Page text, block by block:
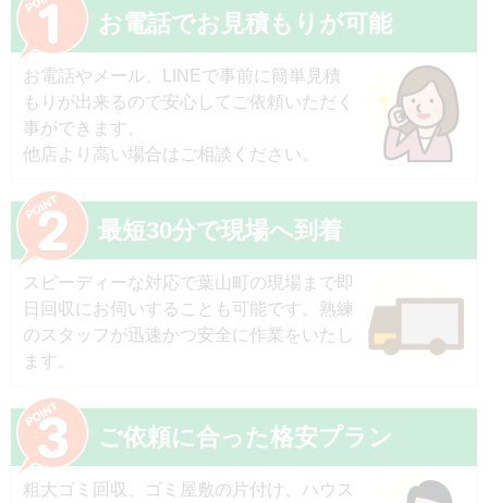
お電話でお見積もりが可能
お電話やメール、LINEで事前に簡単見積
もりが出来るので安心してご依頼いただく
事ができます。
他店より高い場合はご相談ください。
最短30分で現場へ到着
スピーディーな対応で葉山町の現場まで即
日回収にお伺いすることも可能です。熟練
のスタッフが迅速かつ安全に作業をいたし
ます。
ご依頼に合った格安プラン
粗大ゴミ回収、ゴミ屋敷の片付け、ハウス